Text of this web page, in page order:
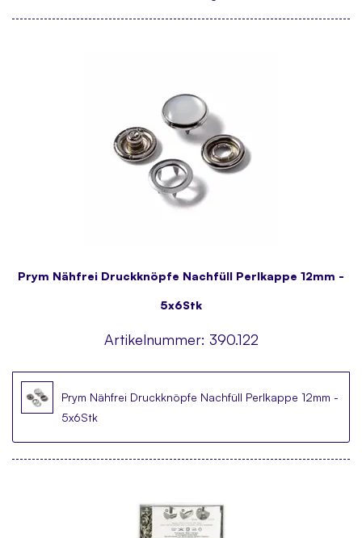
Prym Nähfrei Druckknöpfe Nachfüll Perlkappe 12mm -
5x6Stk
Artikelnummer: 390.122
Prym Nähfrei Druckknöpfe Nachfüll Perlkappe 12mm -
5x6Stk